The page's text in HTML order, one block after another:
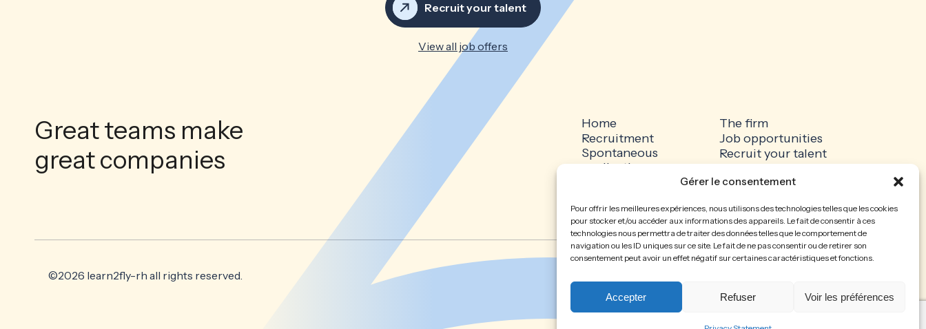
Gérer le consentement
Pour offrir les meilleures expériences, nous utilisons des technologies telles que les cookies
pour stocker et/ou accéder aux informations des appareils. Le fait de consentir à ces
technologies nous permettra de traiter des données telles que le comportement de
navigation ou les ID uniques sur ce site. Le fait de ne pas consentir ou de retirer son
consentement peut avoir un effet négatif sur certaines caractéristiques et fonctions.
Accepter Refuser Voir les préférences
Recruit your talent
View all job offers
Great teams make
great companies
Home
The firm
Recruitment
Job opportunities
Spontaneous
application
Recruit your talent
Privacy Policy
©2026 learn2fly-rh all rights reserved.